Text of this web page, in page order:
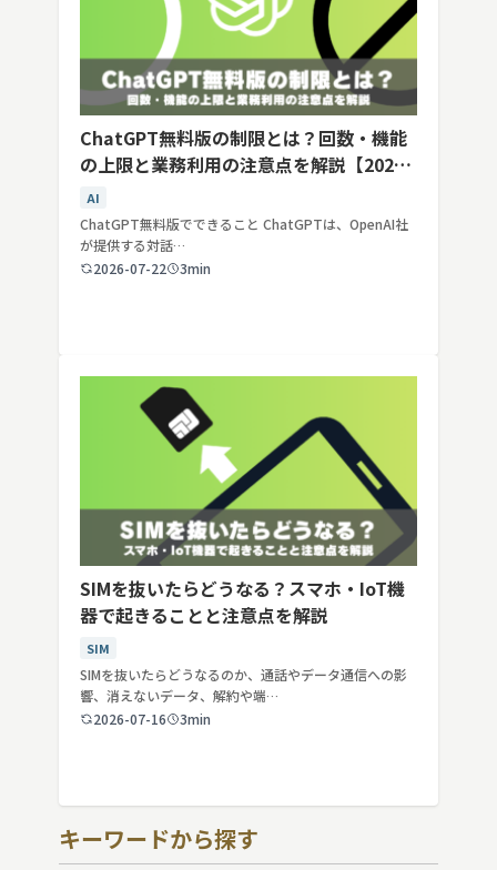
ChatGPT無料版の制限とは？回数・機能
の上限と業務利用の注意点を解説【2026
年最新】
AI
ChatGPT無料版でできること ChatGPTは、OpenAI社
が提供する対話…
2026-07-22
3min
SIMを抜いたらどうなる？スマホ・IoT機
器で起きることと注意点を解説
SIM
SIMを抜いたらどうなるのか、通話やデータ通信への影
響、消えないデータ、解約や端…
2026-07-16
3min
キーワードから探す